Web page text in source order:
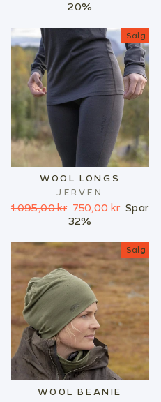
20%
Salg
WOOL LONGS
JERVEN
Ordinær
1.095,00 kr Salgspris
750,00 kr Spar
32%
Salg
WOOL BEANIE